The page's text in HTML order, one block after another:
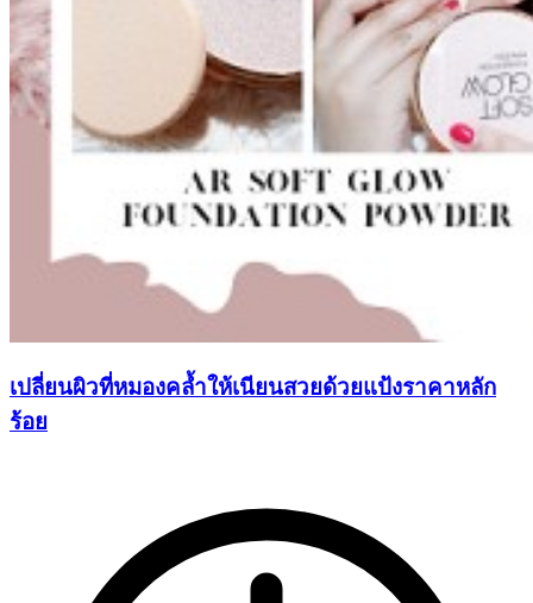
เปลี่ยนผิวที่หมองคล้ำให้เนียนสวยด้วยแป้งราคาหลัก
ร้อย